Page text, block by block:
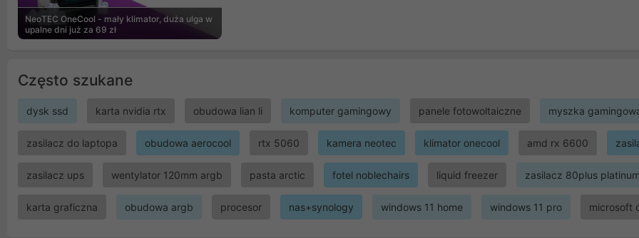
NeoTEC OneCool - mały klimator, duża ulga w
upalne dni już za 69 zł
Często szukane
dysk ssd karta nvidia rtx obudowa lian li komputer gamingowy panele fotowoltaiczne myszka
zasilacz do laptopa obudowa aerocool rtx 5060 kamera neotec klimator onecool amd rx 6600
zasilacz ups wentylator 120mm argb pasta arctic fotel noblechairs liquid freezer zasilacz 80plus platinum
karta graficzna obudowa argb procesor nas+synology windows 11 home windows 11 pro microsoft